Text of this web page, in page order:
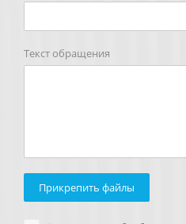
Текст обращения
Прикрепить файлы